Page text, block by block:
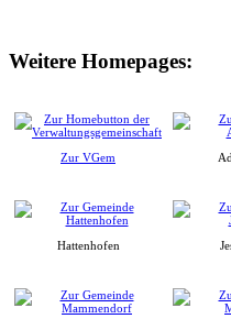
Weitere Homepages:
Zur VGem
Hattenhofen